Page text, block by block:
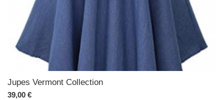
Jupes Vermont Collection
39,00 €